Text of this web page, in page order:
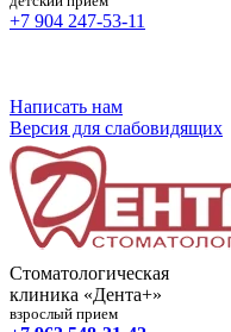
+7 904 247-53-11
Написать нам
Версия для слабовидящих
Стоматологическая
клиника «Дента+»
взрослый прием